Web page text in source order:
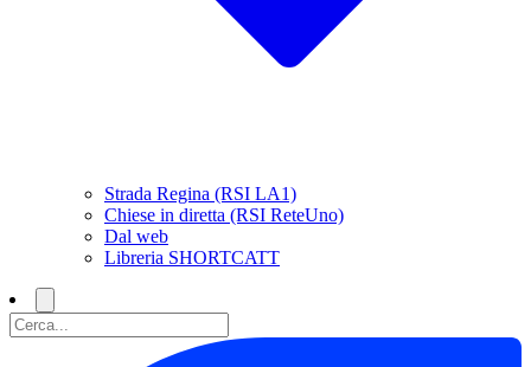
Strada Regina (RSI LA1)
Chiese in diretta (RSI ReteUno)
Dal web
Libreria SHORTCATT